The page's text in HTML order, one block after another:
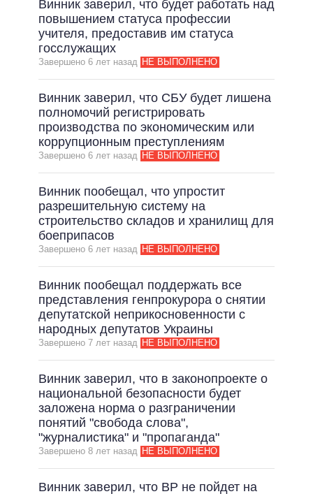
Винник заверил, что будет работать над
повышением статуса профессии
учителя, предоставив им статуса
госслужащих
Завершено 6 лет назад НЕ ВЫПОЛНЕНО
Винник заверил, что СБУ будет лишена
полномочий регистрировать
производства по экономическим или
коррупционным преступлениям
Завершено 6 лет назад НЕ ВЫПОЛНЕНО
Винник пообещал, что упростит
разрешительную систему на
строительство складов и хранилищ для
боеприпасов
Завершено 6 лет назад НЕ ВЫПОЛНЕНО
Винник пообещал поддержать все
представления генпрокурора о снятии
депутатской неприкосновенности с
народных депутатов Украины
Завершено 7 лет назад НЕ ВЫПОЛНЕНО
Винник заверил, что в законопроекте о
национальной безопасности будет
заложена норма о разграничении
понятий "свобода слова",
"журналистика" и "пропаганда"
Завершено 8 лет назад НЕ ВЫПОЛНЕНО
Винник заверил, что ВР не пойдет на